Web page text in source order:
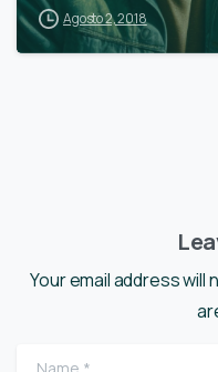
Agosto 2, 2018
Your email address
Name